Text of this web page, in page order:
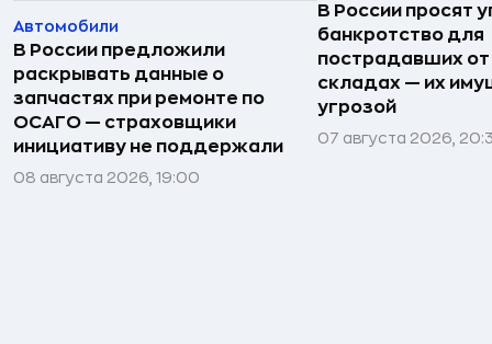
Автомобили
В России предложили
раскрывать данные о
запчастях при ремонте по
ОСАГО — страховщики
инициативу не поддержали
08 августа 2026, 19:00
В России просят
банкротство для
пострадавших
складах — их
угрозой
07 августа 2026,